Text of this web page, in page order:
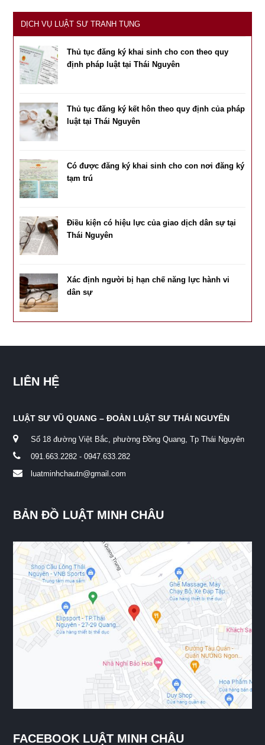
DỊCH VỤ LUẬT SƯ TRANH TỤNG
Thủ tục đăng ký khai sinh cho con theo quy
định pháp luật tại Thái Nguyên
Thủ tục đăng ký kết hôn theo quy định của pháp
luật tại Thái Nguyên
Có được đăng ký khai sinh cho con nơi đăng ký
tạm trú
Điều kiện có hiệu lực của giao dịch dân sự tại
Thái Nguyên
Xác định người bị hạn chế năng lực hành vi
dân sự
LIÊN HỆ
LUẬT SƯ VŨ QUANG – ĐOÀN LUẬT SƯ THÁI NGUYÊN
Số 18 đường Việt Bắc, phường Đồng Quang, Tp Thái Nguyên
091.663.2282 - 0947.633.282
luatminhchautn@gmail.com
BẢN ĐỒ LUẬT MINH CHÂU
FACEBOOK LUẬT MINH CHÂU